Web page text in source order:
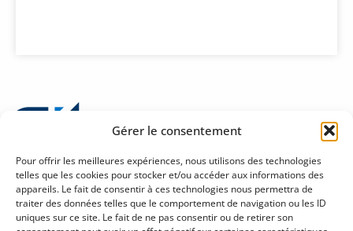
Gérer le consentement
Pour offrir les meilleures expériences, nous utilisons des technologies
telles que les cookies pour stocker et/ou accéder aux informations des
appareils. Le fait de consentir à ces technologies nous permettra de
traiter des données telles que le comportement de navigation ou les ID
uniques sur ce site. Le fait de ne pas consentir ou de retirer son
Halles Fleur de Lys